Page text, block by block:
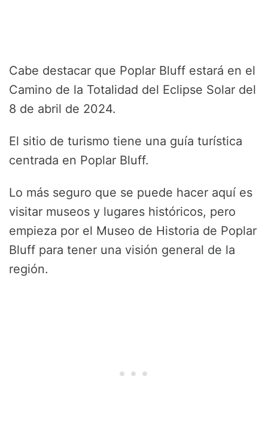
Cabe destacar que Poplar Bluff estará en el
Camino de la Totalidad del Eclipse Solar del
8 de abril de 2024.
El sitio de turismo tiene una guía turística
centrada en Poplar Bluff.
Lo más seguro que se puede hacer aquí es
visitar museos y lugares históricos, pero
empieza por el Museo de Historia de Poplar
Bluff para tener una visión general de la
región.